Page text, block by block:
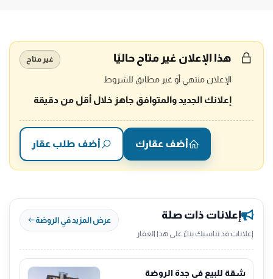
هذا الإعلان غير متاح حاليًا غير متاح
الإعلان منتهي أو غير مطابق للشروط
إعلانك الجديد والمتوافق جاهز خلال أقل من دقيقة
أضف عقارك أضف طلب عقار
إعلانات ذات صلة
إعلانات قد تناسبك بناءً على هذا العقار
عرض المزيد في الروضة
شقة للبيع في جدة الروضة